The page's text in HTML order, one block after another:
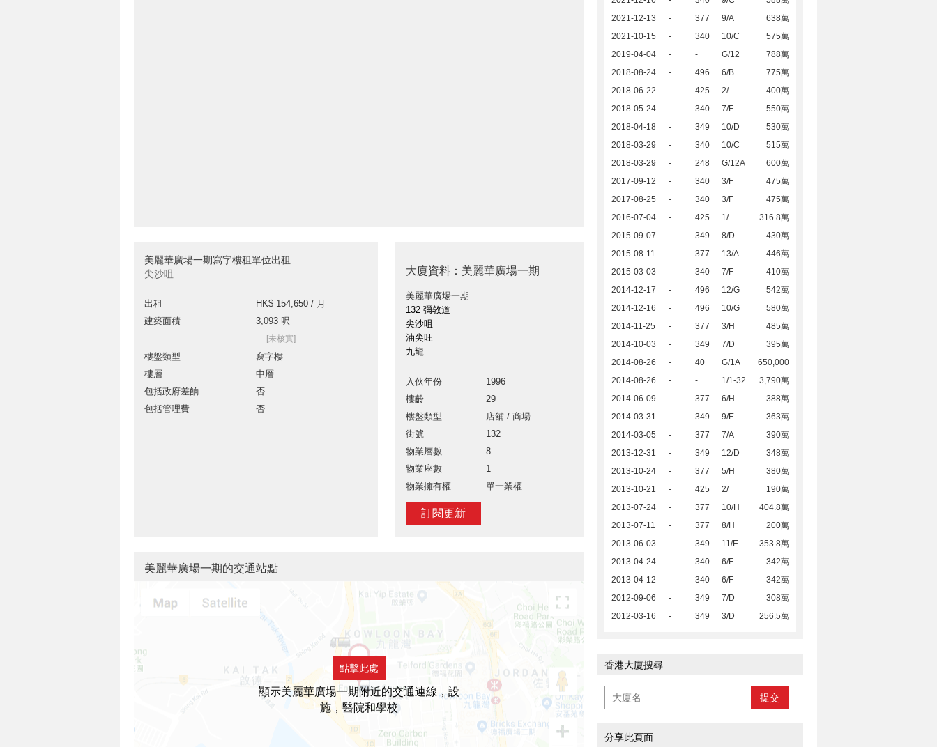
美麗華廣場一期寫字樓租單位出租
尖沙咀
出租
HK$ 154,650 / 月
建築面積
3,093 呎
[未核實]
樓盤類型
寫字樓
樓層
中層
包括政府差餉
否
包括管理費
否
大廈資料：美麗華廣場一期
美麗華廣場一期
132 彌敦道
尖沙咀
油尖旺
九龍
入伙年份
1996
樓齡
29
樓盤類型
店舖 / 商場
街號
132
物業層數
8
物業座數
1
物業擁有權
單一業權
訂閱更新
2021-12-13
- 377 9/A
638萬
2021-10-15
- 340 10/C
575萬
2019-04-04
- - G/12
788萬
2018-08-24
- 496 6/B
775萬
2018-06-22
- 425 2/
400萬
2018-05-24
- 340 7/F
550萬
2018-04-18
- 349 10/D
530萬
2018-03-29
- 340 10/C
515萬
2018-03-29
- 248 G/12A
600萬
2017-09-12
- 340 3/F
475萬
2017-08-25
- 340 3/F
475萬
2016-07-04
- 425 1/
316.8萬
2015-09-07
- 349 8/D
430萬
2015-08-11
- 377 13/A
446萬
2015-03-03
- 340 7/F
410萬
2014-12-17
- 496 12/G
542萬
2014-12-16
- 496 10/G
580萬
2014-11-25
- 377 3/H
485萬
2014-10-03
- 349 7/D
395萬
2014-08-26
- 40 G/1A
650,000
2014-08-26
- - 1/1-32
3,790萬
2014-06-09
- 377 6/H
388萬
2014-03-31
- 349 9/E
363萬
2014-03-05
- 377 7/A
390萬
2013-12-31
- 349 12/D
348萬
2013-10-24
- 377 5/H
380萬
2013-10-21
- 425 2/
190萬
2013-07-24
- 377 10/H
404.8萬
2013-07-11
- 377 8/H
200萬
2013-06-03
- 349 11/E
353.8萬
2013-04-24
- 340 6/F
342萬
2013-04-12
- 340 6/F
342萬
2012-09-06
- 349 7/D
308萬
2012-03-16
- 349 3/D 256.5萬
香港大廈搜尋
提交
分享此頁面
美麗華廣場一期的交通站點
點擊此處
顯示美麗華廣場一期附近的交通連線，設
施，醫院和學校